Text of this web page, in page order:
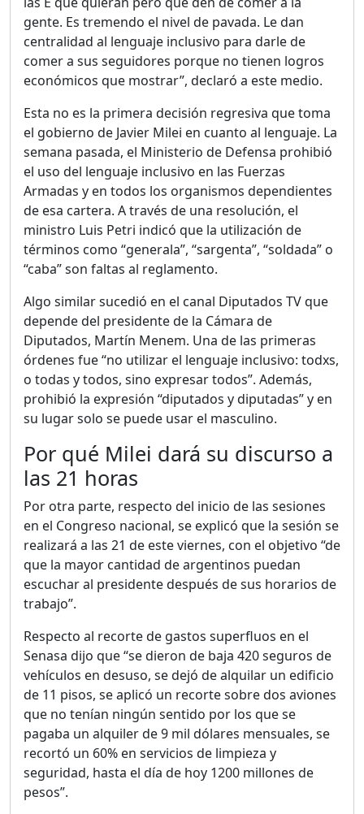
gente. Es tremendo el nivel de pavada. Le dan
centralidad al lenguaje inclusivo para darle de
comer a sus seguidores porque no tienen logros
económicos que mostrar”, declaró a este medio.
Esta no es la primera decisión regresiva que toma
el gobierno de Javier Milei en cuanto al lenguaje. La
semana pasada, el Ministerio de Defensa prohibió
el uso del lenguaje inclusivo en las Fuerzas
Armadas y en todos los organismos dependientes
de esa cartera. A través de una resolución, el
ministro Luis Petri indicó que la utilización de
términos como “generala”, “sargenta”, “soldada” o
“caba” son faltas al reglamento.
Algo similar sucedió en el canal Diputados TV que
depende del presidente de la Cámara de
Diputados, Martín Menem. Una de las primeras
órdenes fue “no utilizar el lenguaje inclusivo: todxs,
o todas y todos, sino expresar todos”. Además,
prohibió la expresión “diputados y diputadas” y en
su lugar solo se puede usar el masculino.
Por qué Milei dará su discurso a
las 21 horas
Por otra parte, respecto del inicio de las sesiones
en el Congreso nacional, se explicó que la sesión se
realizará a las 21 de este viernes, con el objetivo “de
que la mayor cantidad de argentinos puedan
escuchar al presidente después de sus horarios de
trabajo”.
Respecto al recorte de gastos superfluos en el
Senasa dijo que “se dieron de baja 420 seguros de
vehículos en desuso, se dejó de alquilar un edificio
de 11 pisos, se aplicó un recorte sobre dos aviones
que no tenían ningún sentido por los que se
pagaba un alquiler de 9 mil dólares mensuales, se
recortó un 60% en servicios de limpieza y
seguridad, hasta el día de hoy 1200 millones de
pesos”.